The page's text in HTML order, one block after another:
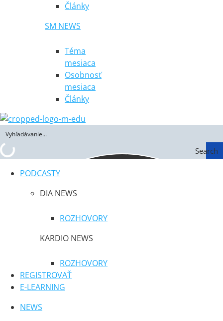
Články
SM NEWS
Téma
mesiaca
Osobnosť
mesiaca
Články
Search
PODCASTY
DIA NEWS
ROZHOVORY
KARDIO NEWS
ROZHOVORY
REGISTROVAŤ
E-LEARNING
NEWS